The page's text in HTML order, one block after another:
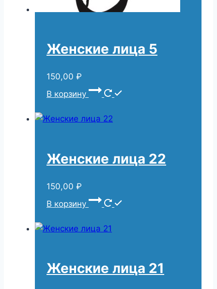
Женские лица 5
150,00 ₽
В корзину
Женские лица 22
150,00 ₽
В корзину
Женские лица 21